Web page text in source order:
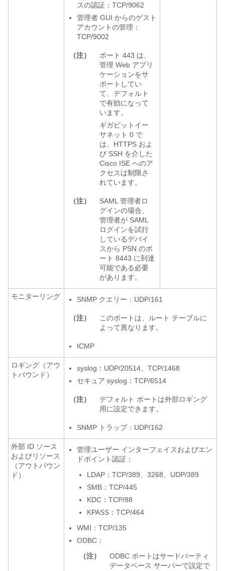
スの認証：TCP/9062
管理者 GUI からのゲスト
アカウントの管理：
TCP/9002
（注）
ポート 443 は、
管理 Web アプリ
ケーションをサ
ポートしてい
て、デフォルト
で有効になって
います。
ギガビットイー
サネット 0 で
は、HTTPS およ
び SSH を介した
Cisco ISE へのア
クセスは制限さ
れています。
（注）
SAML 管理者ロ
グインの場合、
管理者が SAML
ログインを試行
しているデバイ
スから PSN のポ
ート 8443 に到達
可能である必要
があります。
モニターリング SNMP クエリー：UDP/161
（注）
このポートは、ルート テーブルに
よって異なります。
ICMP
ロギング（アウ
トバウンド）
syslog：UDP/20514、TCP/1468
セキュア syslog：TCP/6514
（注）
デフォルト ポートは外部ロギング
用に設定できます。
SNMP トラップ：UDP/162
外部 ID ソース
およびリソース
（アウトバウン
ド）
管理ユーザー インターフェイスおよびエン
ドポイント認証：
LDAP：TCP/389、3268、UDP/389
SMB：TCP/445
KDC：TCP/88
KPASS：TCP/464
WMI：TCP/135
ODBC：
（注）
ODBC ポートはサードパーティ
データベース サーバーで設定で